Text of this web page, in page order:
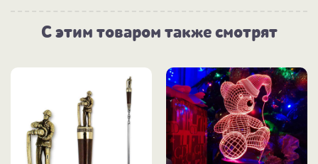
С этим товаром также смотрят